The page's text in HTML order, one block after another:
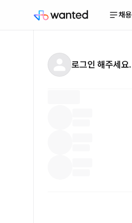
채용
로그인 해주세요.